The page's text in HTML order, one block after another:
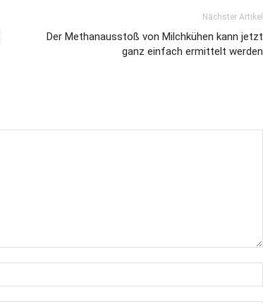
Nächster Artikel
Der Methanausstoß von Milchkühen kann jetzt
ganz einfach ermittelt werden